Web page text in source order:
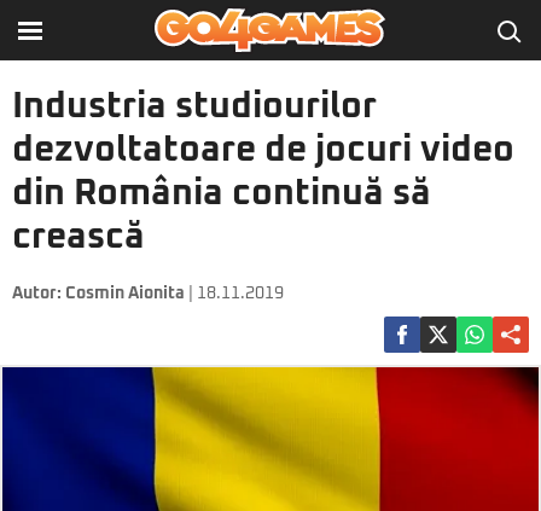
Industria studiourilor
dezvoltatoare de jocuri video
din România continuă să
crească
Autor: Cosmin Aionita | 18.11.2019